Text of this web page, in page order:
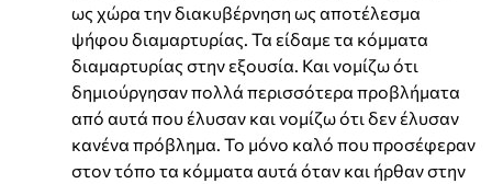
ως χώρα την διακυβέρνηση ως αποτέλεσμα
ψήφου διαμαρτυρίας. Τα είδαμε τα κόμματα
διαμαρτυρίας στην εξουσία. Και νομίζω ότι
δημιούργησαν πολλά περισσότερα προβλήματα
από αυτά που έλυσαν και νομίζω ότι δεν έλυσαν
κανένα πρόβλημα. Το μόνο καλό που προσέφεραν
στον τόπο τα κόμματα αυτά όταν και ήρθαν στην